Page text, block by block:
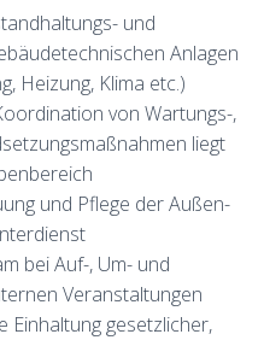
und
Anlagen
Heizung, Klima etc.)
von Wartungs-,
liegt
und Pflege der Außen-
bei Auf-, Um- und
Veranstaltungen
Einhaltung gesetzlicher,